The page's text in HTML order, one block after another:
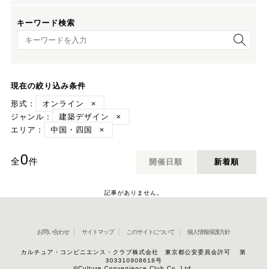
キーワード検索
キーワード検索
現在の絞り込み条件
形式：
オンライン
×
ジャンル：
建築デザイン
×
エリア：
中国・四国 ×
全0件 開催日順 新着順
記事がありません。
お問い合わせ サイトマップ このサイトについて 個人情報保護方針
カルチュア・コンビニエンス・クラブ株式会社 東京都公安委員会許可 第
303310908618号